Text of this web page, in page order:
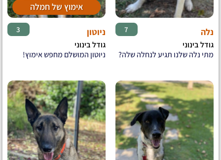
נלה 7
גודל בינוני
מתי נלה שלנו תגיע לנחלה שלה?
אימוץ של חמלה
ניוטון 3
גודל בינוני
ניוטון המושלם מחפש אימוץ!